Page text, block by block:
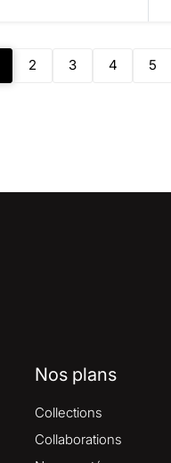
2 3 4 5
Nos plans
Collections
Collaborations